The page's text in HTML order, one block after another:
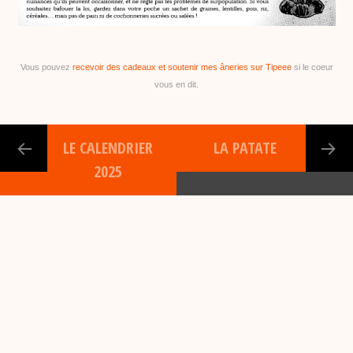
Vous pouvez recevoir des cadeaux et soutenir mes âneries sur Tipeeesi le coeur
vous en dit.
LE CALENDRIER
2025
LA PATATE